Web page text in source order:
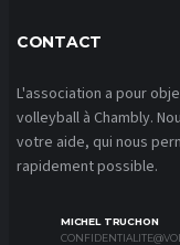
CONTACT
L'association a pour
volleyball à Chambly.
votre aide, qui nous
rapidement possible.
MICHEL TRUCHON